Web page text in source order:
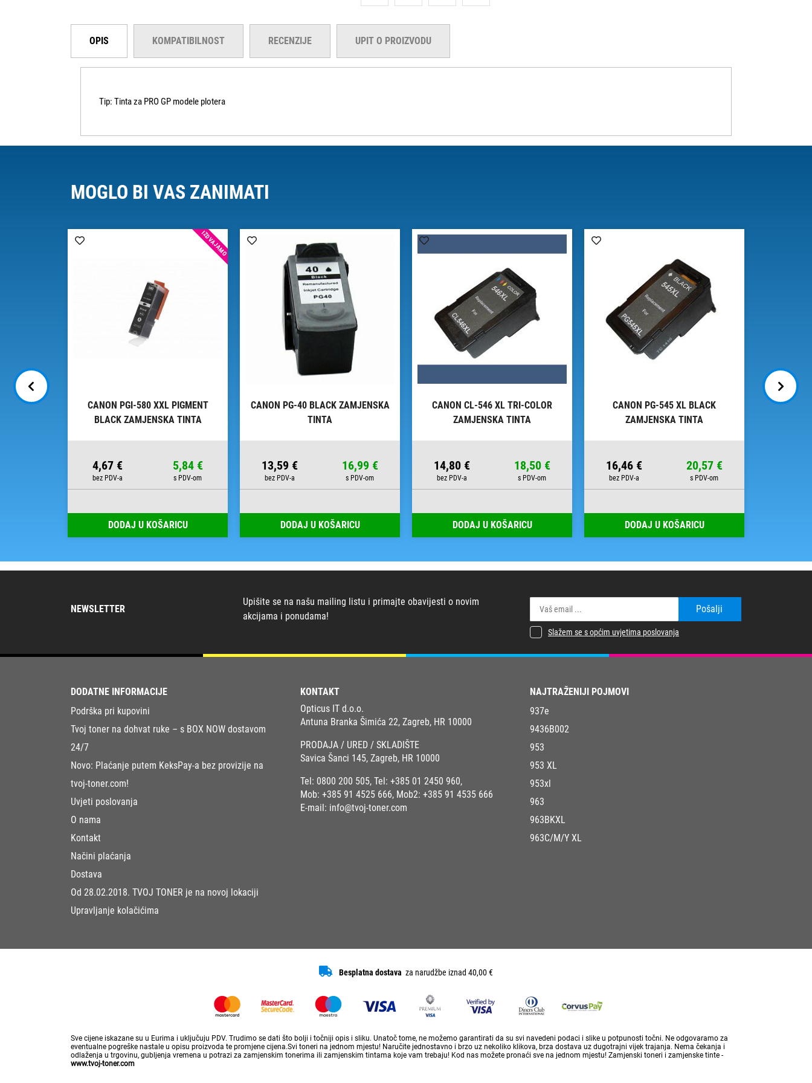
OPIS KOMPATIBILNOST RECENZIJE UPIT O PROIZVODU
Tip: Tinta za PRO GP modele plotera
MOGLO BI VAS ZANIMATI
IZDVAJAMO
CANON PGI-580 XXL PIGMENT
BLACK ZAMJENSKA TINTA
4,67 € 5,84 €
DODAJ U KOŠARICU
CANON PG-40 BLACK ZAMJENSKA
TINTA
13,59 € 16,99 €
DODAJ U KOŠARICU
CANON CL-546 XL TRI-COLOR
ZAMJENSKA TINTA
14,80 € 18,50 €
DODAJ U KOŠARICU
CANON PG-545 XL BLACK
ZAMJENSKA TINTA
16,46 € 20,57 €
DODAJ U KOŠARICU
NEWSLETTER
Upišite se na našu mailing listu i primajte obavijesti o novim
akcijama i ponudama!
Pošalji
Slažem se s općim uvjetima poslovanja
DODATNE INFORMACIJE
Podrška pri kupovini
Tvoj toner na dohvat ruke – s BOX NOW dostavom
24/7
Novo: Plaćanje putem KeksPay-a bez provizije na
tvoj-toner.com!
Uvjeti poslovanja
O nama
Kontakt
Načini plaćanja
Dostava
Od 28.02.2018. TVOJ TONER je na novoj lokaciji
Upravljanje kolačićima
KONTAKT
Opticus IT d.o.o.
Antuna Branka Šimića 22, Zagreb, HR 10000
PRODAJA / URED / SKLADIŠTE
Savica Šanci 145, Zagreb, HR 10000
Tel: 0800 200 505, Tel: +385 01 2450 960,
Mob: +385 91 4525 666, Mob2: +385 91 4535 666
E-mail: info@tvoj-toner.com
NAJTRAŽENIJI POJMOVI
937e
9436B002
953
953 XL
953xl
963
963BKXL
963C/M/Y XL
Besplatna dostava za narudžbe iznad 40,00 €
Sve cijene iskazane su u Eurima i uključuju PDV. Trudimo se dati što bolji i točniji opis i sliku. Unatoč tome, ne možemo garantirati da su svi navedeni podaci i slike u potpunosti točni. Ne odgovaramo za
eventualne pogreške nastale u opisu proizvoda te promjene cijena.Svi toneri na jednom mjestu! Naručite jednostavno i brzo uz nekoliko klikova, brza dostava uz dugotrajni vijek trajanja. Nema čekanja i
odlaženja u trgovinu, gubljenja vremena u potrazi za zamjenskim tonerima ili zamjenskim tintama koje vam trebaju! Kod nas možete pronaći sve na jednom mjestu! Zamjenski toneri i zamjenske tinte -
www.tvoj-toner.com